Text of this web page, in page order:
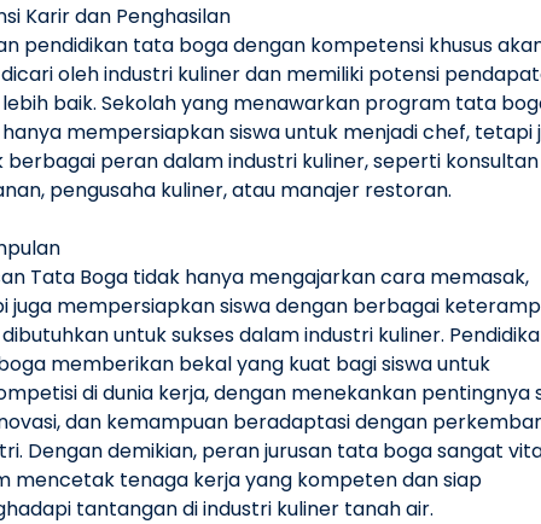
Karir dan Penghasilan
pendidikan tata boga dengan kompetensi khusus
oleh industri kuliner dan memiliki potensi
baik. Sekolah yang menawarkan program tata
mempersiapkan siswa untuk menjadi chef, tetapi
berbagai peran dalam industri kuliner, seperti konsultan
pengusaha kuliner, atau manajer restoran.
Tata Boga tidak hanya mengajarkan cara memasak,
juga mempersiapkan siswa dengan berbagai
untuk sukses dalam industri kuliner.
memberikan bekal yang kuat bagi siswa untuk
di dunia kerja, dengan menekankan pentingnya
dan kemampuan beradaptasi dengan
Dengan demikian, peran jurusan tata boga sangat
mencetak tenaga kerja yang kompeten dan siap
tantangan di industri kuliner tanah air.